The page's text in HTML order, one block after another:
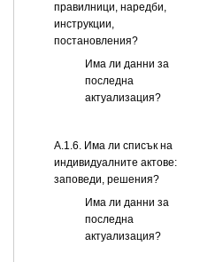
правилници, наредби,
инструкции,
постановления?
Има ли данни за
последна
актуализация?
А.1.6. Има ли списък на
индивидуалните актове:
заповеди, решения?
Има ли данни за
последна
актуализация?